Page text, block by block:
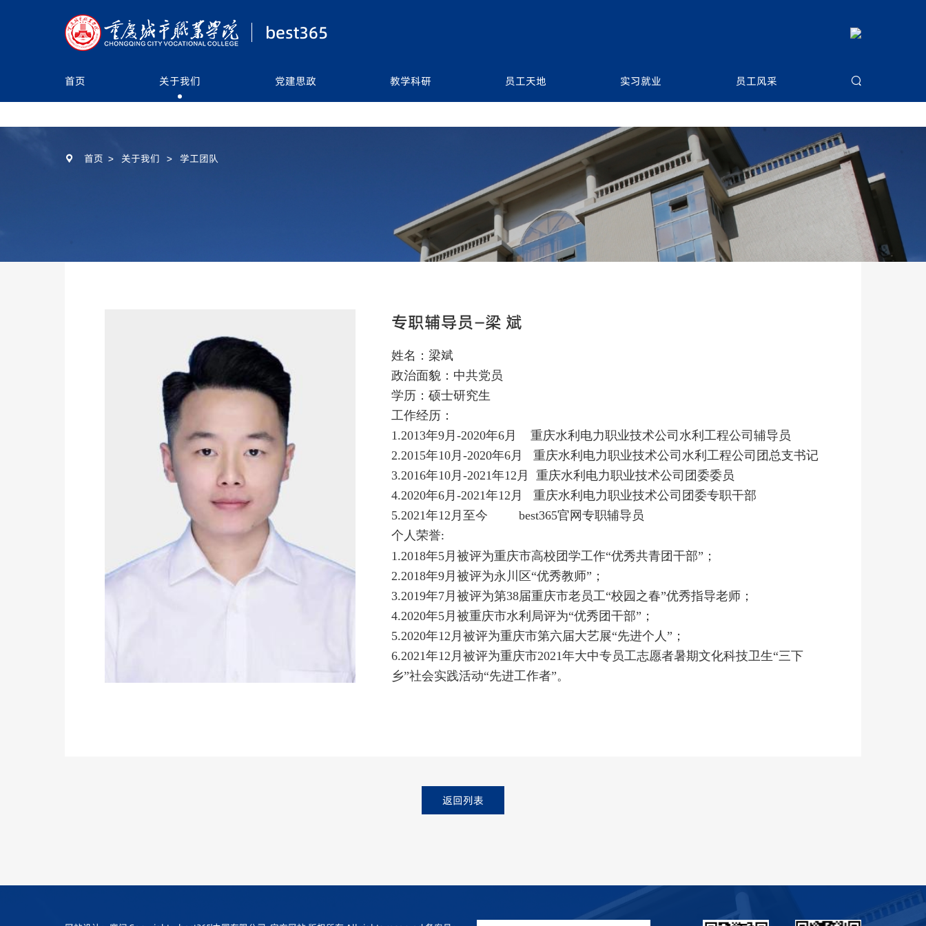
best365
首页 关于我们 党建思政 教学科研 员工天地 实习就业 员工风采 
 首页 > 关于我们 > 学工团队
专职辅导员—梁 斌
姓名：梁斌
政治面貌：中共党员
学历：硕士研究生
工作经历：
1.2013年9月-2020年6月 重庆水利电力职业技术公司水利工程公司辅导员
2.2015年10月-2020年6月 重庆水利电力职业技术公司水利工程公司团总支书记
3.2016年10月-2021年12月 重庆水利电力职业技术公司团委委员
4.2020年6月-2021年12月 重庆水利电力职业技术公司团委专职干部
5.2021年12月至今 best365官网专职辅导员
个人荣誉:
1.2018年5月被评为重庆市高校团学工作“优秀共青团干部”；
2.2018年9月被评为永川区“优秀教师”；
3.2019年7月被评为第38届重庆市老员工“校园之春”优秀指导老师；
4.2020年5月被重庆市水利局评为“优秀团干部”；
5.2020年12月被评为重庆市第六届大艺展“先进个人”；
6.2021年12月被评为重庆市2021年大中专员工志愿者暑期文化科技卫生“三下
乡”社会实践活动“先进工作者”。
返回列表